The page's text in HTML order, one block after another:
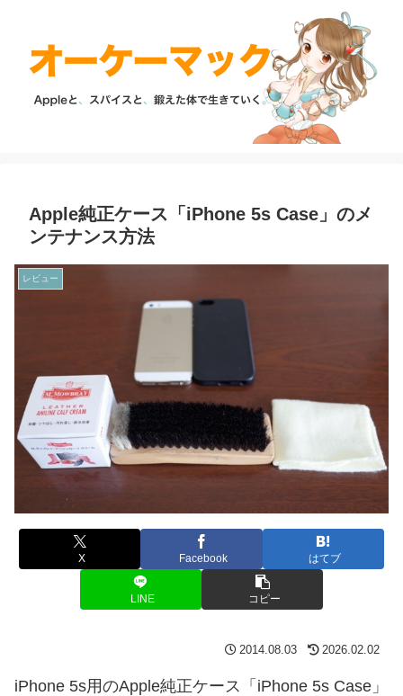
Apple純正ケース「iPhone 5s Case」のメ
ンテナンス方法
レビュー
X Facebook はてブ
LINE コピー
2014.08.03 2026.02.02
iPhone 5s用のApple純正ケース「iPhone 5s Case」